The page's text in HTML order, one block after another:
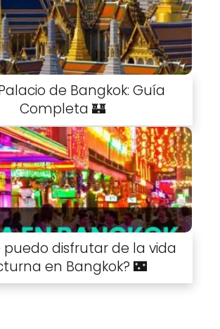
de Bangkok: Guía
Completa 🏰
puedo disfrutar de la vida
en Bangkok? 🌃